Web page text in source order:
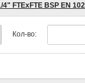
FTEхFTE BSP EN
Кол-во: